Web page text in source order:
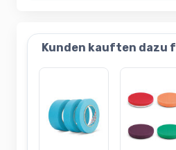
Kunden kauften dazu